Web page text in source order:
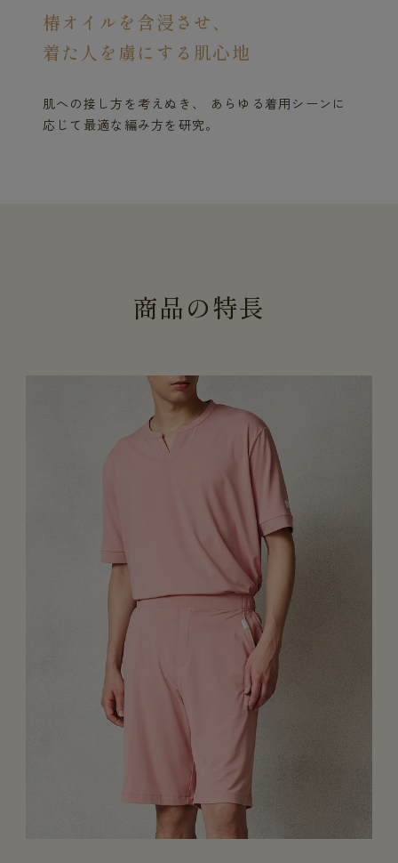
椿オイルを含浸させ、
着た人を虜にする肌心地
肌への接し方を考えぬき、 あらゆる着用シーンに
応じて最適な編み方を研究。
商品の特長